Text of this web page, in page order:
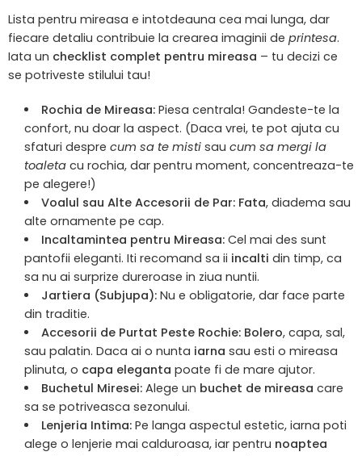
Lista pentru mireasa e intotdeauna cea mai lunga, dar
fiecare detaliu contribuie la crearea imaginii de printesa.
Iata un checklist complet pentru mireasa – tu decizi ce
se potriveste stilului tau!
Rochia de Mireasa:Piesa centrala! Gandeste-te la
confort, nu doar la aspect. (Daca vrei, te pot ajuta cu
sfaturi despre cum sa te misti sau cum sa mergi la
toaleta cu rochia, dar pentru moment, concentreaza-te
pe alegere!)
Voalul sau Alte Accesorii de Par: Fata, diadema sau
alte ornamente pe cap.
Incaltamintea pentru Mireasa:Cel mai des sunt
pantofii eleganti. Iti recomand sa ii incalti din timp, ca
sa nu ai surprize dureroase in ziua nuntii.
Jartiera (Subjupa):Nu e obligatorie, dar face parte
din traditie.
Accesorii de Purtat Peste Rochie: Bolero, capa, sal,
sau palatin. Daca ai o nunta iarna sau esti o mireasa
plinuta, o capa eleganta poate fi de mare ajutor.
Buchetul Miresei:Alege un buchet de mireasa care
sa se potriveasca sezonului.
Lenjeria Intima:Pe langa aspectul estetic, iarna poti
alege o lenjerie mai calduroasa, iar pentru noaptea